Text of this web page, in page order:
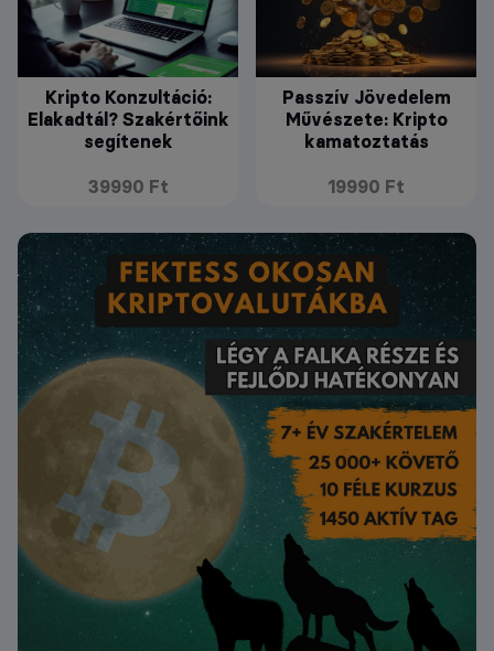
Kripto Konzultáció:
Elakadtál? Szakértőink
segítenek
39990 Ft
Passzív Jövedelem
Művészete: Kripto
kamatoztatás
19990 Ft